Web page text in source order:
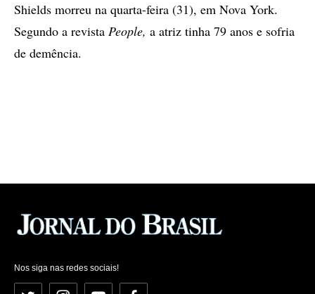
Shields morreu na quarta-feira (31), em Nova York.
Segundo a revista People, a atriz tinha 79 anos e sofria
de demência.
Nos siga nas redes sociais!